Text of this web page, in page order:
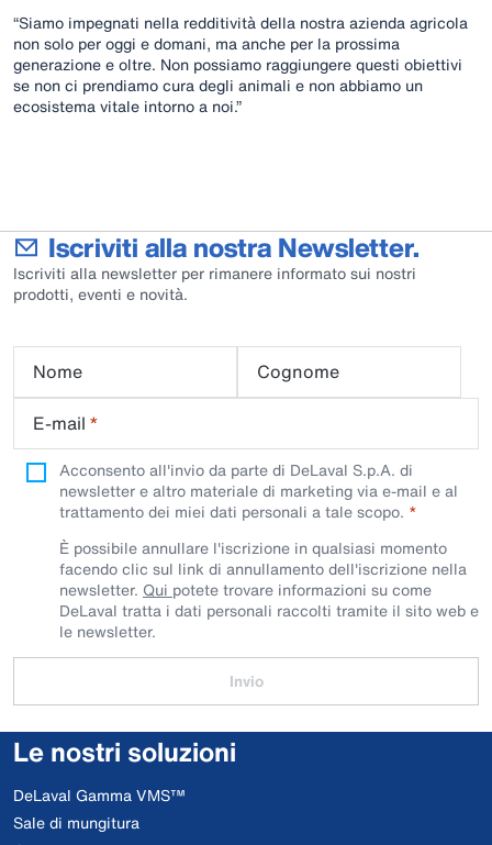
“Siamo impegnati nella redditività della nostra azienda agricola
non solo per oggi e domani, ma anche per la prossima
generazione e oltre. Non possiamo raggiungere questi obiettivi
se non ci prendiamo cura degli animali e non abbiamo un
ecosistema vitale intorno a noi.”
Iscriviti alla nostra Newsletter.
Iscriviti alla newsletter per rimanere informato sui nostri
prodotti, eventi e novità.
Nome
Cognome
E-mail *
Acconsento all'invio da parte di DeLaval S.p.A. di
newsletter e altro materiale di marketing via e-mail e al
trattamento dei miei dati personali a tale scopo.
È possibile annullare l'iscrizione in qualsiasi momento
facendo clic sul link di annullamento dell'iscrizione nella
newsletter. Qui potete trovare informazioni su come
DeLaval tratta i dati personali raccolti tramite il sito web e
le newsletter.
Invio
Le nostri soluzioni
DeLaval Gamma VMS™
Sale di mungitura